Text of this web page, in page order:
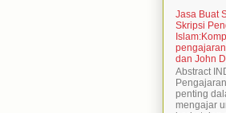
Jasa Buat
Skripsi
dan John
Abstract
penting
mengajar